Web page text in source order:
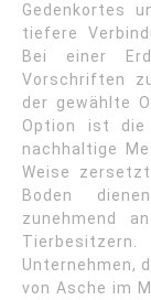
Gedenkortes
tiefere
Bei einer
Vorschriften
der gewählte
Option ist die
nachhaltige
Weise
Boden
zunehmend
Unternehmen,
von Asche im